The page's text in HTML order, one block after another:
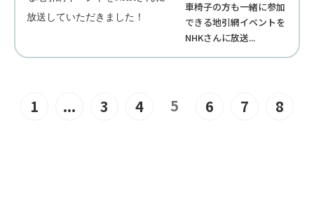
車椅子の方も一緒に参加
できる地引網イベントを
NHKさんに放送...
1 ... 3 4 5 6 7 8